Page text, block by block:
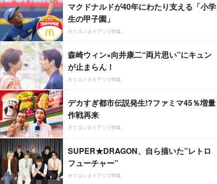
マクドナルドが40年にわたり支える「小学
生の甲子園」
オリコンタイアップ特集
森崎ウィン×向井康二“両片思い”にキュン
が止まらん！
オリコンタイアップ特集
デカすぎ都市伝説発生!?ファミマ45％増量
作戦再来
オリコンタイアップ特集
SUPER★DRAGON、自ら描いた”レトロ
フューチャー”
オリコンタイアップ特集